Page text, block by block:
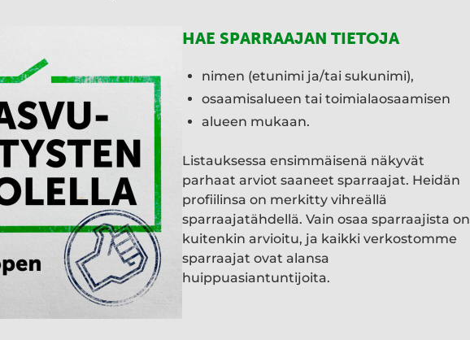
HAE SPARRAAJAN TIETOJA
nimen (etunimi ja/tai sukunimi),
osaamisalueen tai toimialaosaamisen
alueen mukaan.
Listauksessa ensimmäisenä näkyvät
parhaat arviot saaneet sparraajat. Heidän
profiilinsa on merkitty vihreällä
sparraajatähdellä. Vain osaa sparraajista on
kuitenkin arvioitu, ja kaikki verkostomme
sparraajat ovat alansa
huippuasiantuntijoita.